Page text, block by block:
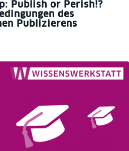
Publish or Perish!?
des
Publizierens